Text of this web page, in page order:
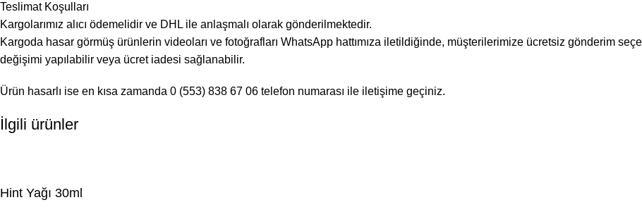
Teslimat Koşulları
Kargolarımız alıcı ödemelidir ve DHL ile anlaşmalı olarak gönderilmektedir.
Kargoda hasar görmüş ürünlerin videoları ve fotoğrafları WhatsApp hattımıza iletildiğinde, müşterilerimize ücretsiz gönderim
değişimi yapılabilir veya ücret iadesi sağlanabilir.
Ürün hasarlı ise en kısa zamanda 0 (553) 838 67 06 telefon numarası ile iletişime geçiniz.
İlgili ürünler
Hint Yağı 30ml